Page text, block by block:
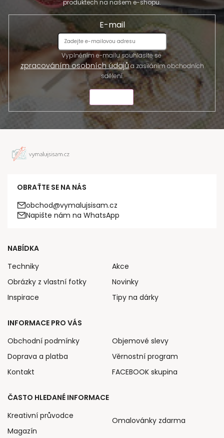
produktech na našem e-shopu.
E-mail
Vyplněním e-mailu souhlasíte se
zpracováním osobních údajůa zasíláním obchodních
sdělení.
OBRAŤTE SE NA NÁS
obchod@vymalujsisam.cz
Napište nám na WhatsApp
NABÍDKA
Techniky
Obrázky z vlastní fotky
Inspirace
Akce
Novinky
Tipy na dárky
INFORMACE PRO VÁS
Obchodní podmínky
Doprava a platba
Kontakt
Objemové slevy
Věrnostní program
FACEBOOK skupina
ČASTO HLEDANÉ INFORMACE
Kreativní průvodce
Magazín
Omalovánky zdarma